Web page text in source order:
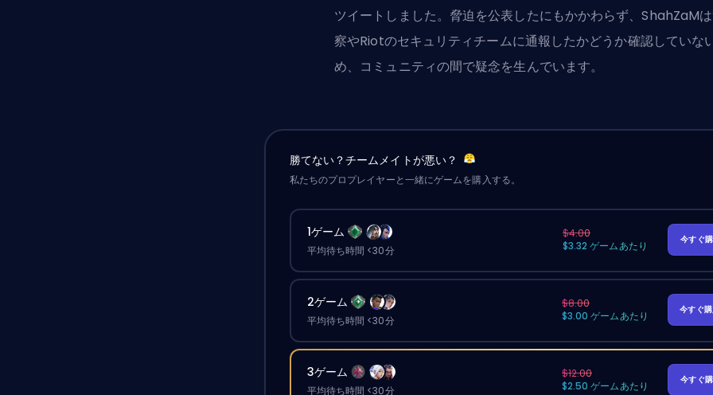
ツイートしました。脅迫を公表したにもかかわらず、ShahZaM
察やRiotのセキュリティチームに通報したかどうか確認していな
め、コミュニティの間で疑念を生んでいます。
勝てない？チームメイトが悪い？
私たちのプロプレイヤーと一緒にゲームを購入する。
1ゲーム
平均待ち時間 <30分
$4.00
$3.32 ゲームあたり
今すぐ
2ゲーム
平均待ち時間 <30分
$8.00
$3.00 ゲームあたり
今すぐ
3ゲーム
平均待ち時間 <30分
$12.00
$2.50 ゲームあたり
今すぐ